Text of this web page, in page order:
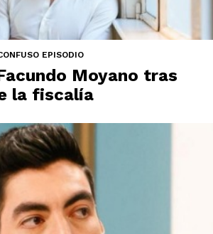
EPISODIO
Moyano tras
la fiscalía